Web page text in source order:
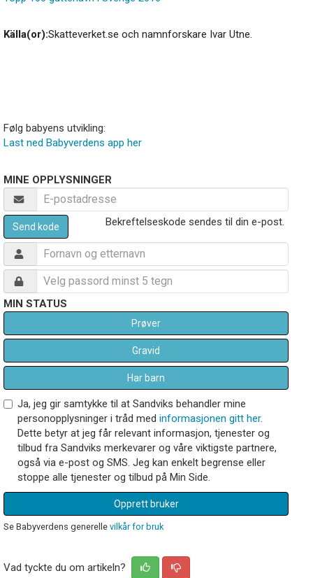
Källa(or):Skatteverket.se och namnforskare Ivar Utne.
Følg babyens utvikling:
Last ned Babyverdens app her
MINE OPPLYSNINGER
Send kode Bekreftelseskode sendes til din e-post.
MIN STATUS
Prøver
Gravid
Har barn
Ja, jeg gir samtykke til at Sandviks behandler mine
personopplysninger i tråd med informasjonen gitt her.
Dette betyr at jeg får relevant informasjon, tjenester og
tilbud fra Sandviks merkevarer og våre viktigste partnere,
også via e-post og SMS. Jeg kan enkelt begrense eller
stoppe alle tjenester og tilbud på Min Side.
Opprett bruker
Se Babyverdens generelle vilkår for bruk
Vad tyckte du om artikeln?